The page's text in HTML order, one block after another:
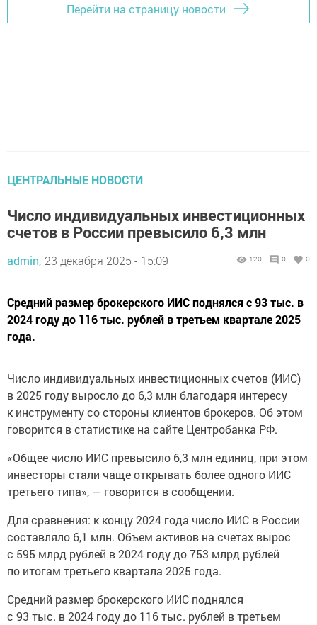
Перейти на страницу новости
ЦЕНТРАЛЬНЫЕ НОВОСТИ
Число индивидуальных инвестиционных
счетов в России превысило 6,3 млн
admin, 23 декабря 2025 - 15:09 120 0 0
Средний размер брокерского ИИС поднялся с 93 тыс. в
2024 году до 116 тыс. рублей в третьем квартале 2025
года.
Число индивидуальных инвестиционных счетов (ИИС)
в 2025 году выросло до 6,3 млн благодаря интересу
к инструменту со стороны клиентов брокеров. Об этом
говорится в статистике на сайте Центробанка РФ.
«Общее число ИИС превысило 6,3 млн единиц, при этом
инвесторы стали чаще открывать более одного ИИС
третьего типа», — говорится в сообщении.
Для сравнения: к концу 2024 года число ИИС в России
составляло 6,1 млн. Объем активов на счетах вырос
с 595 млрд рублей в 2024 году до 753 млрд рублей
по итогам третьего квартала 2025 года.
Средний размер брокерского ИИС поднялся
с 93 тыс. в 2024 году до 116 тыс. рублей в третьем